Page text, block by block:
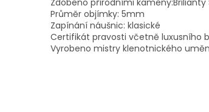
Průměr objímky: 5mm
Zapínání náušnic: klasické
Certifikát pravosti včetně luxusního
Vyrobeno mistry klenotnického